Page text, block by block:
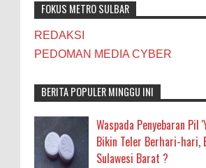
FOKUS METRO SULBAR
REDAKSI
PEDOMAN MEDIA CYBER
BERITA POPULER MINGGU INI
Waspada Penyebaran Pil
Bikin Teler Berhari-hari,
Sulawesi Barat ?